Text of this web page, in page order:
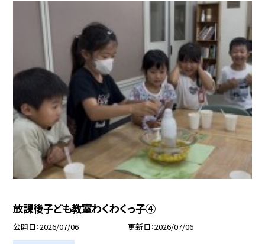
放課後子ども教室わくわくっ子④
公開日 2026/07/06 更新日 2026/07/06